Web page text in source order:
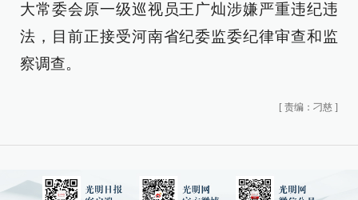
大常委会原一级巡视员王广灿涉嫌严重违纪违
法，目前正接受河南省纪委监委纪律审查和监
察调查。
[ 责编：刁慈 ]